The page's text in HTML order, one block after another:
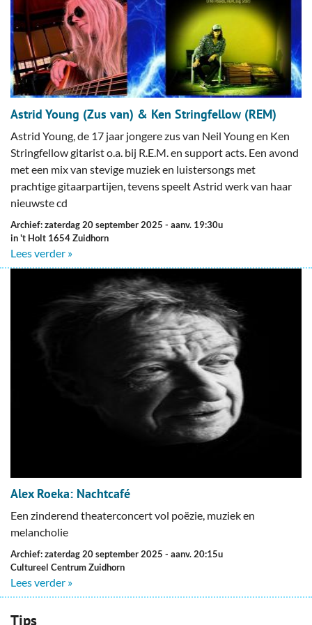
Astrid Young (Zus van) & Ken Stringfellow (REM)
Astrid Young, de 17 jaar jongere zus van Neil Young en Ken
Stringfellow gitarist o.a. bij R.E.M. en support acts. Een avond
met een mix van stevige muziek en luistersongs met
prachtige gitaarpartijen, tevens speelt Astrid werk van haar
nieuwste cd
Archief: zaterdag 20 september 2025 - aanv. 19:30u
in 't Holt 1654 Zuidhorn
Lees verder »
Alex Roeka: Nachtcafé
Een zinderend theaterconcert vol poëzie, muziek en
melancholie
Archief: zaterdag 20 september 2025 - aanv. 20:15u
Cultureel Centrum Zuidhorn
Lees verder »
Tips